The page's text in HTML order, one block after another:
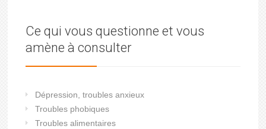
Ce qui vous questionne et vous
amène à consulter
Dépression, troubles anxieux
Troubles phobiques
Troubles alimentaires